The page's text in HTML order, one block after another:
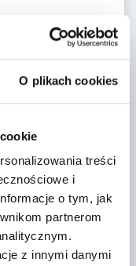
O plikach cookies
treści
i
o tym, jak
partnerom
z innymi danymi